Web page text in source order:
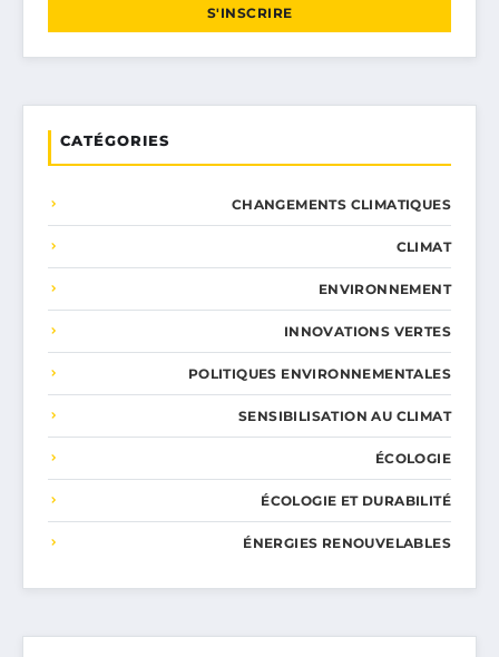
S'INSCRIRE
CATÉGORIES
CHANGEMENTS CLIMATIQUES
CLIMAT
ENVIRONNEMENT
INNOVATIONS VERTES
POLITIQUES ENVIRONNEMENTALES
SENSIBILISATION AU CLIMAT
ÉCOLOGIE
ÉCOLOGIE ET DURABILITÉ
ÉNERGIES RENOUVELABLES